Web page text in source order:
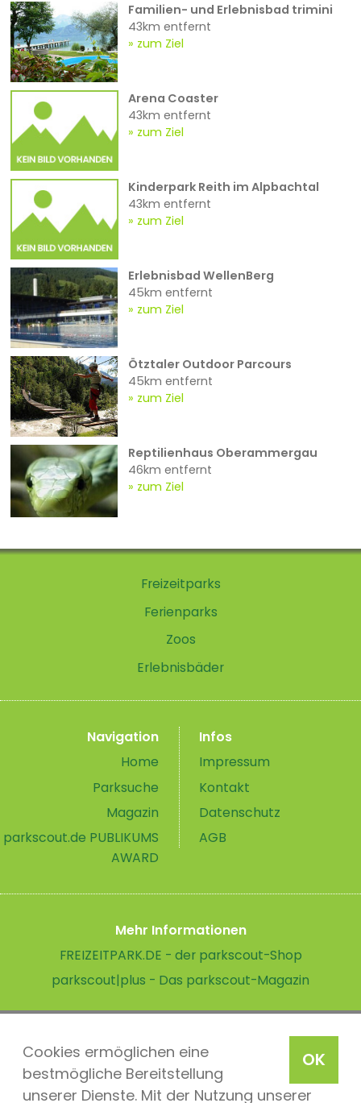
OK
Cookies ermöglichen eine
bestmögliche Bereitstellung
unserer Dienste. Mit der Nutzung unserer
Familien- und Erlebnisbad trimini
43km entfernt
zum Ziel
Arena Coaster
43km entfernt
zum Ziel
Kinderpark Reith im Alpbachtal
43km entfernt
zum Ziel
Erlebnisbad WellenBerg
45km entfernt
zum Ziel
Ötztaler Outdoor Parcours
45km entfernt
zum Ziel
Reptilienhaus Oberammergau
46km entfernt
zum Ziel
Freizeitparks
Ferienparks
Zoos
Erlebnisbäder
Navigation
Home
Parksuche
Magazin
parkscout.de PUBLIKUMS
AWARD
Infos
Impressum
Kontakt
Datenschutz
AGB
Mehr Informationen
FREIZEITPARK.DE - der parkscout-Shop
parkscout|plus - Das parkscout-Magazin